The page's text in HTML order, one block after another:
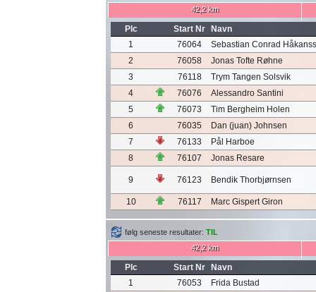
42,2 km
Plc Start Nr
Navn
1
76064
Sebastian Conrad
2
76058
Jonas Tofte Røhne
3
76118
Trym Tangen Solsvik
4
76076
Alessandro Santini
5
76073
Tim Bergheim Holen
6
76035
Dan (juan) Johnsen
7
76133
Pål Harboe
8
76107 Jonas Resare
9 76123 Bendik Thorbjørnsen
10 76117 Marc Gispert Giron
følg seneste resultater: TIL
42,2 km
Plc Start Nr
Navn
1
76053
Frida Bustad